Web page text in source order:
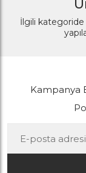
İlgili
Kampanya